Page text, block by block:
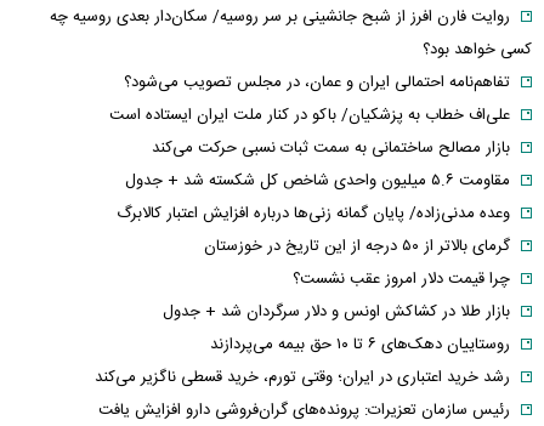
روایت فارن افرز از شبح جانشینی بر سر روسیه/ سکان‌دار بعدی روسیه چه
کسی خواهد بود؟
تفاهم‌نامه احتمالی ایران و عمان، در مجلس تصویب می‌شود؟
علی‌اف خطاب به پزشکیان/ باکو در کنار ملت ایران ایستاده است
بازار مصالح ساختمانی به سمت ثبات نسبی حرکت می‌کند
مقاومت ۵.۶ میلیون واحدی شاخص کل شکسته شد + جدول
وعده مدنی‌زاده/ پایان گمانه زنی‌ها درباره افزایش اعتبار کالابرگ
گرمای بالاتر از ۵۰ درجه از این تاریخ در خوزستان
چرا قیمت دلار امروز عقب نشست؟
بازار طلا در کشاکش اونس و دلار سرگردان شد + جدول
روستاییان دهک‌های ۶ تا ۱۰ حق بیمه می‌پردازند
رشد خرید اعتباری در ایران؛ وقتی تورم، خرید قسطی ناگزیر می‌کند
رئیس سازمان تعزیرات: پرونده‌های گران‌فروشی دارو افزایش یافت